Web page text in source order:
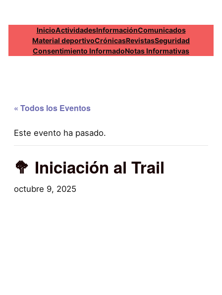
InicioActividadesInformaciónComunicados
Material deportivoCrónicasRevistasSeguridad
Consentimiento InformadoNotas Informativas
« Todos los Eventos
Este evento ha pasado.
🥦 Iniciación al Trail
octubre 9, 2025